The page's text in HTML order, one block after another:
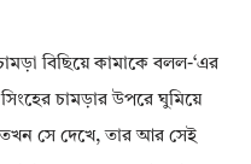
বিছিয়ে কামাকে বলল-‘এর
চামড়ার উপরে ঘুমিয়ে
সে দেখে, তার আর সেই